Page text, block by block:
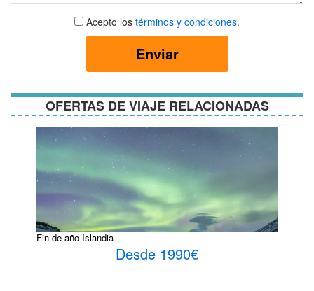
Aceptar
términos
Acepto los términos y condiciones.
Enviar
OFERTAS DE VIAJE RELACIONADAS
Fin de año Islandia
Desde 1990€